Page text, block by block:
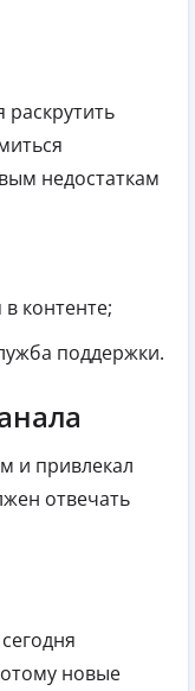
раскрутить
недостаткам
контенте;
поддержки.
и привлекал
отвечать
новые